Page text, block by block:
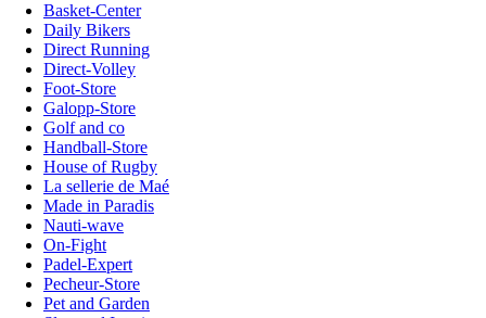
Basket-Center
Daily Bikers
Direct Running
Direct-Volley
Foot-Store
Galopp-Store
Golf and co
Handball-Store
House of Rugby
La sellerie de Maé
Made in Paradis
Nauti-wave
On-Fight
Padel-Expert
Pecheur-Store
Pet and Garden